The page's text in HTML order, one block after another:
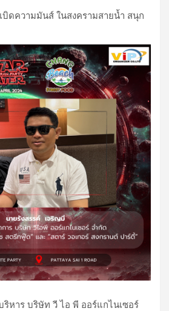
บิดความมันส์ ในสงครามสายน้ำ สนุก
หาร บริษัท วี ไอ พี ออร์แกไนเซอร์